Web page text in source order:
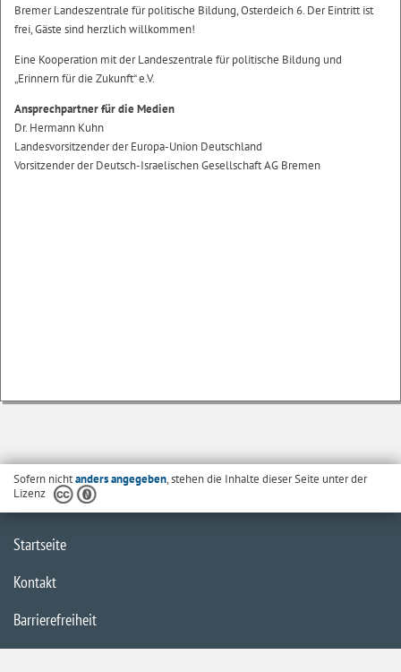
Bremer Landeszentrale für politische Bildung, Osterdeich 6. Der Eintritt ist
frei, Gäste sind herzlich willkommen!
Eine Kooperation mit der Landeszentrale für politische Bildung und
„Erinnern für die Zukunft“ e.V.
Ansprechpartner für die Medien
Dr. Hermann Kuhn
Landesvorsitzender der Europa-Union Deutschland
Vorsitzender der Deutsch-Israelischen Gesellschaft AG Bremen
Sofern nichtanders angegeben, stehen die Inhalte dieser Seite unter der
Lizenz
Startseite
Kontakt
Barrierefreiheit